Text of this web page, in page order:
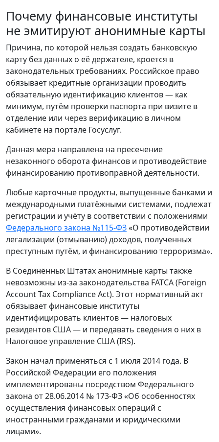
Почему финансовые институты
не эмитируют анонимные карты
Причина, по которой нельзя создать банковскую
карту без данных о её держателе, кроется в
законодательных требованиях. Российское право
обязывает кредитные организации проводить
обязательную идентификацию клиентов — как
минимум, путём проверки паспорта при визите в
отделение или через верификацию в личном
кабинете на портале Госуслуг.
Данная мера направлена на пресечение
незаконного оборота финансов и противодействие
финансированию противоправной деятельности.
Любые карточные продукты, выпущенные банками и
международными платёжными системами, подлежат
регистрации и учёту в соответствии с положениями
Федерального закона №115-ФЗ«О противодействии
легализации (отмыванию) доходов, полученных
преступным путём, и финансированию терроризма».
В Соединённых Штатах анонимные карты также
невозможны из-за законодательства FATCA (Foreign
Account Tax Compliance Act). Этот нормативный акт
обязывает финансовые институты
идентифицировать клиентов — налоговых
резидентов США — и передавать сведения о них в
Налоговое управление США (IRS).
Закон начал применяться с 1 июля 2014 года. В
Российской Федерации его положения
имплементированы посредством Федерального
закона от 28.06.2014 № 173-ФЗ «Об особенностях
осуществления финансовых операций с
иностранными гражданами и юридическими
лицами».